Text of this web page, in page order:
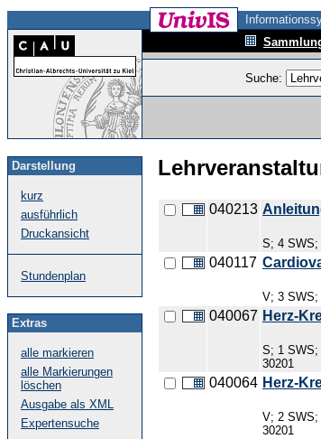
Suche:
Darstellung
kurz
ausführlich
Druckansicht
Stundenplan
Extras
alle markieren
alle Markierungen
löschen
Ausgabe als XML
Expertensuche
040213
S; 4 SWS;
040117
V; 3 SWS;
040067 Herz-
S; 1 SWS;
30201
040064 Herz-
V; 2 SWS;
30201